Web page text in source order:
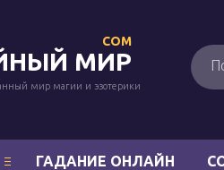
МИР
COM
мир магии и эзотерики
ГАДАНИЕ ОНЛАЙН